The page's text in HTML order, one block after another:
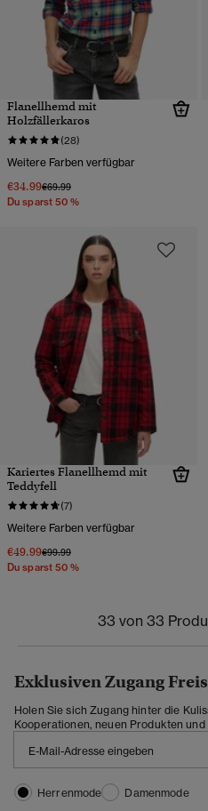
Flanellhemd mit
Holzfällerkaros
(28)
Weitere Farben verfügbar
€34.99Preis wurde reduziert von
€69.99bis
Du sparst 50 %
Kariertes Flanellhemd mit
Teddyfell
(7)
Weitere Farben verfügbar
€49.99Preis wurde reduziert von
€99.99bis
Du sparst 50 %
33 von 33
Exklusiven Zugang
Holen Sie sich Zugang hinter die
Kooperationen, neuen Produkten und
Herrenmode
Damenmode